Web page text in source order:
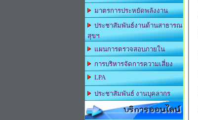
มาตรการประหยัดพลังงาน
ประชาสัมพันธ์งานด้านสาธารณ
สุขฯ
แผนการตรวจสอบภายใน
การบริหารจัดการความเสี่ยง
LPA
ประชาสัมพันธ์ งานบุคลากร
บริการออนไลน์